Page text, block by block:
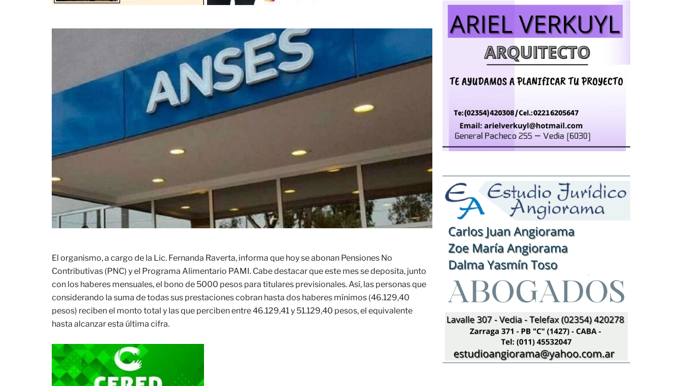
El organismo, a cargo de la Lic. Fernanda Raverta, informa que hoy se abonan Pensiones No
Contributivas (PNC) y el Programa Alimentario PAMI. Cabe destacar que este mes se deposita, junto
con los haberes mensuales, el bono de 5000 pesos para titulares previsionales. Así, las personas que
considerando la suma de todas sus prestaciones cobran hasta dos haberes mínimos (46.129,40
pesos) reciben el monto total y las que perciben entre 46.129,41 y 51.129,40 pesos, el equivalente
hasta alcanzar esta última cifra.